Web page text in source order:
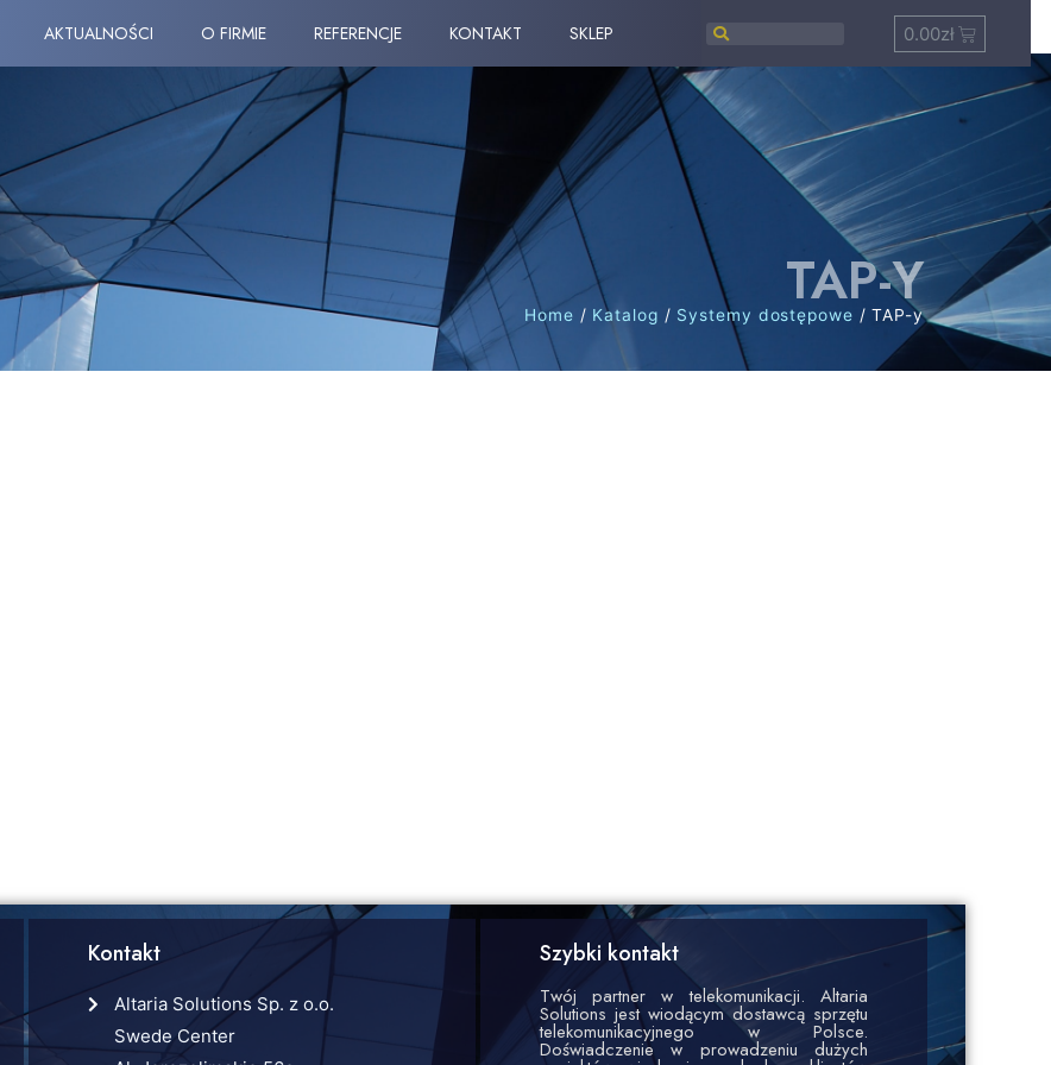
AKTUALNOŚCI O FIRMIE REFERENCJE KONTAKT SKLEP 0.00zł
TAP-Y
Home / Katalog / Systemy dostępowe / TAP-y
Kontakt
Altaria Solutions Sp. z o.o.
Swede Center
Szybki kontakt
Twój partner w telekomunikacji. Altaria
Solutions jest wiodącym dostawcą sprzętu
telekomunikacyjnego w Polsce.
Doświadczenie w prowadzeniu dużych